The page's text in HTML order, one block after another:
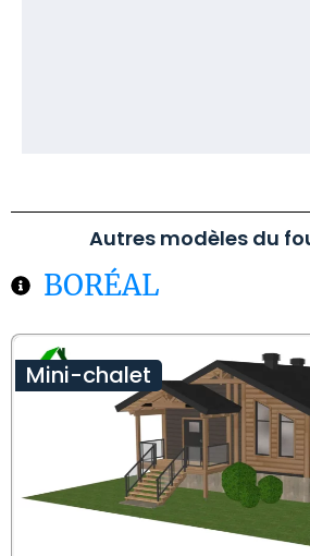
Autres modèles du
BORÉAL
Mini-chalet